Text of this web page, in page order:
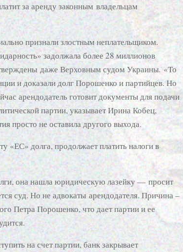
за аренду законным владельцам
признали злостным неплательщиком.
задолжала более 28 миллионов
даже Верховным судом Украины. «То
и доказали долг Порошенко и партийцев. Но
арендодатель готовит документы для подачи
партии, указывает Ирина Кобец,
просто не оставила другого выхода.
«ЕС» долга, продолжает платить налоги в
она нашла юридическую лазейку — просит
суд. Но не адвокаты арендодателя. Причина –
Петра Порошенко, что дает партии и ее
на счет партии, банк закрывает